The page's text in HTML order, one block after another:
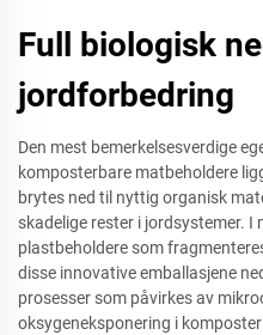
Full biologisk
jordforbedring
Den mest bemerkelsesverdige
komposterbare matbeholdere
brytes ned til nyttig organisk
skadelige rester i jordsystemer.
plastbeholdere som
disse innovative emballasjene
prosesser som påvirkes av
oksygeneksponering i